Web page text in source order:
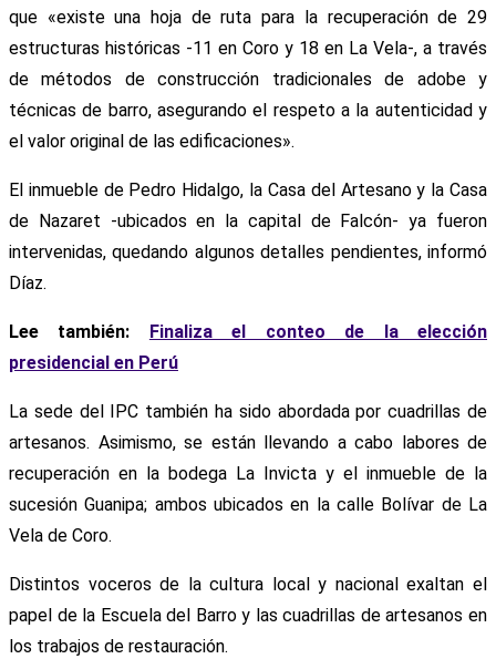
que «existe una hoja de ruta para la recuperación de 29
estructuras históricas -11 en Coro y 18 en La Vela-, a través
de métodos de construcción tradicionales de adobe y
técnicas de barro, asegurando el respeto a la autenticidad y
el valor original de las edificaciones».
El inmueble de Pedro Hidalgo, la Casa del Artesano y la Casa
de Nazaret -ubicados en la capital de Falcón- ya fueron
intervenidas, quedando algunos detalles pendientes, informó
Díaz.
Lee también:
Finaliza el conteo de la elección
presidencial en Perú
La sede del IPC también ha sido abordada por cuadrillas de
artesanos. Asimismo, se están llevando a cabo labores de
recuperación en la bodega La Invicta y el inmueble de la
sucesión Guanipa; ambos ubicados en la calle Bolívar de La
Vela de Coro.
Distintos voceros de la cultura local y nacional exaltan el
papel de la Escuela del Barro y las cuadrillas de artesanos en
los trabajos de restauración.